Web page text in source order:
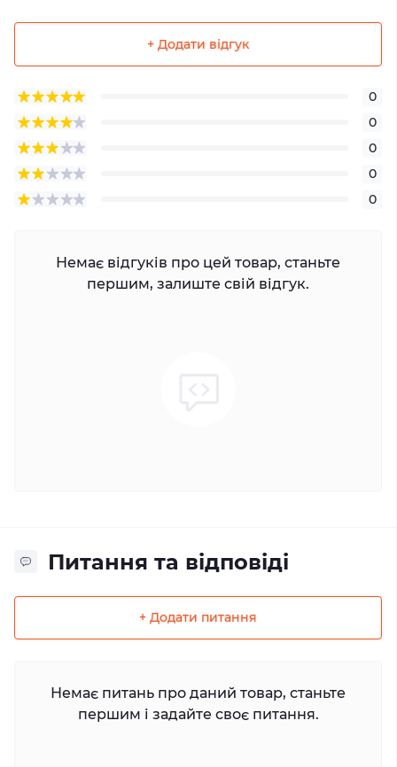
+ Додати відгук
0
0
0
0
0
Немає відгуків про цей товар, станьте
першим, залиште свій відгук.
Питання та відповіді
+ Додати питання
Немає питань про даний товар, станьте
першим і задайте своє питання.